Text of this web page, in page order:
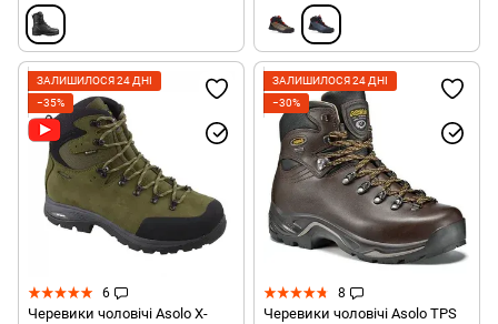
ЗАЛИШИЛОСЯ 24 ДНІ
−35%
6
Черевики чоловічі Asolo X-
ЗАЛИШИЛОСЯ 24 ДНІ
−30%
8
Черевики чоловічі Asolo TPS